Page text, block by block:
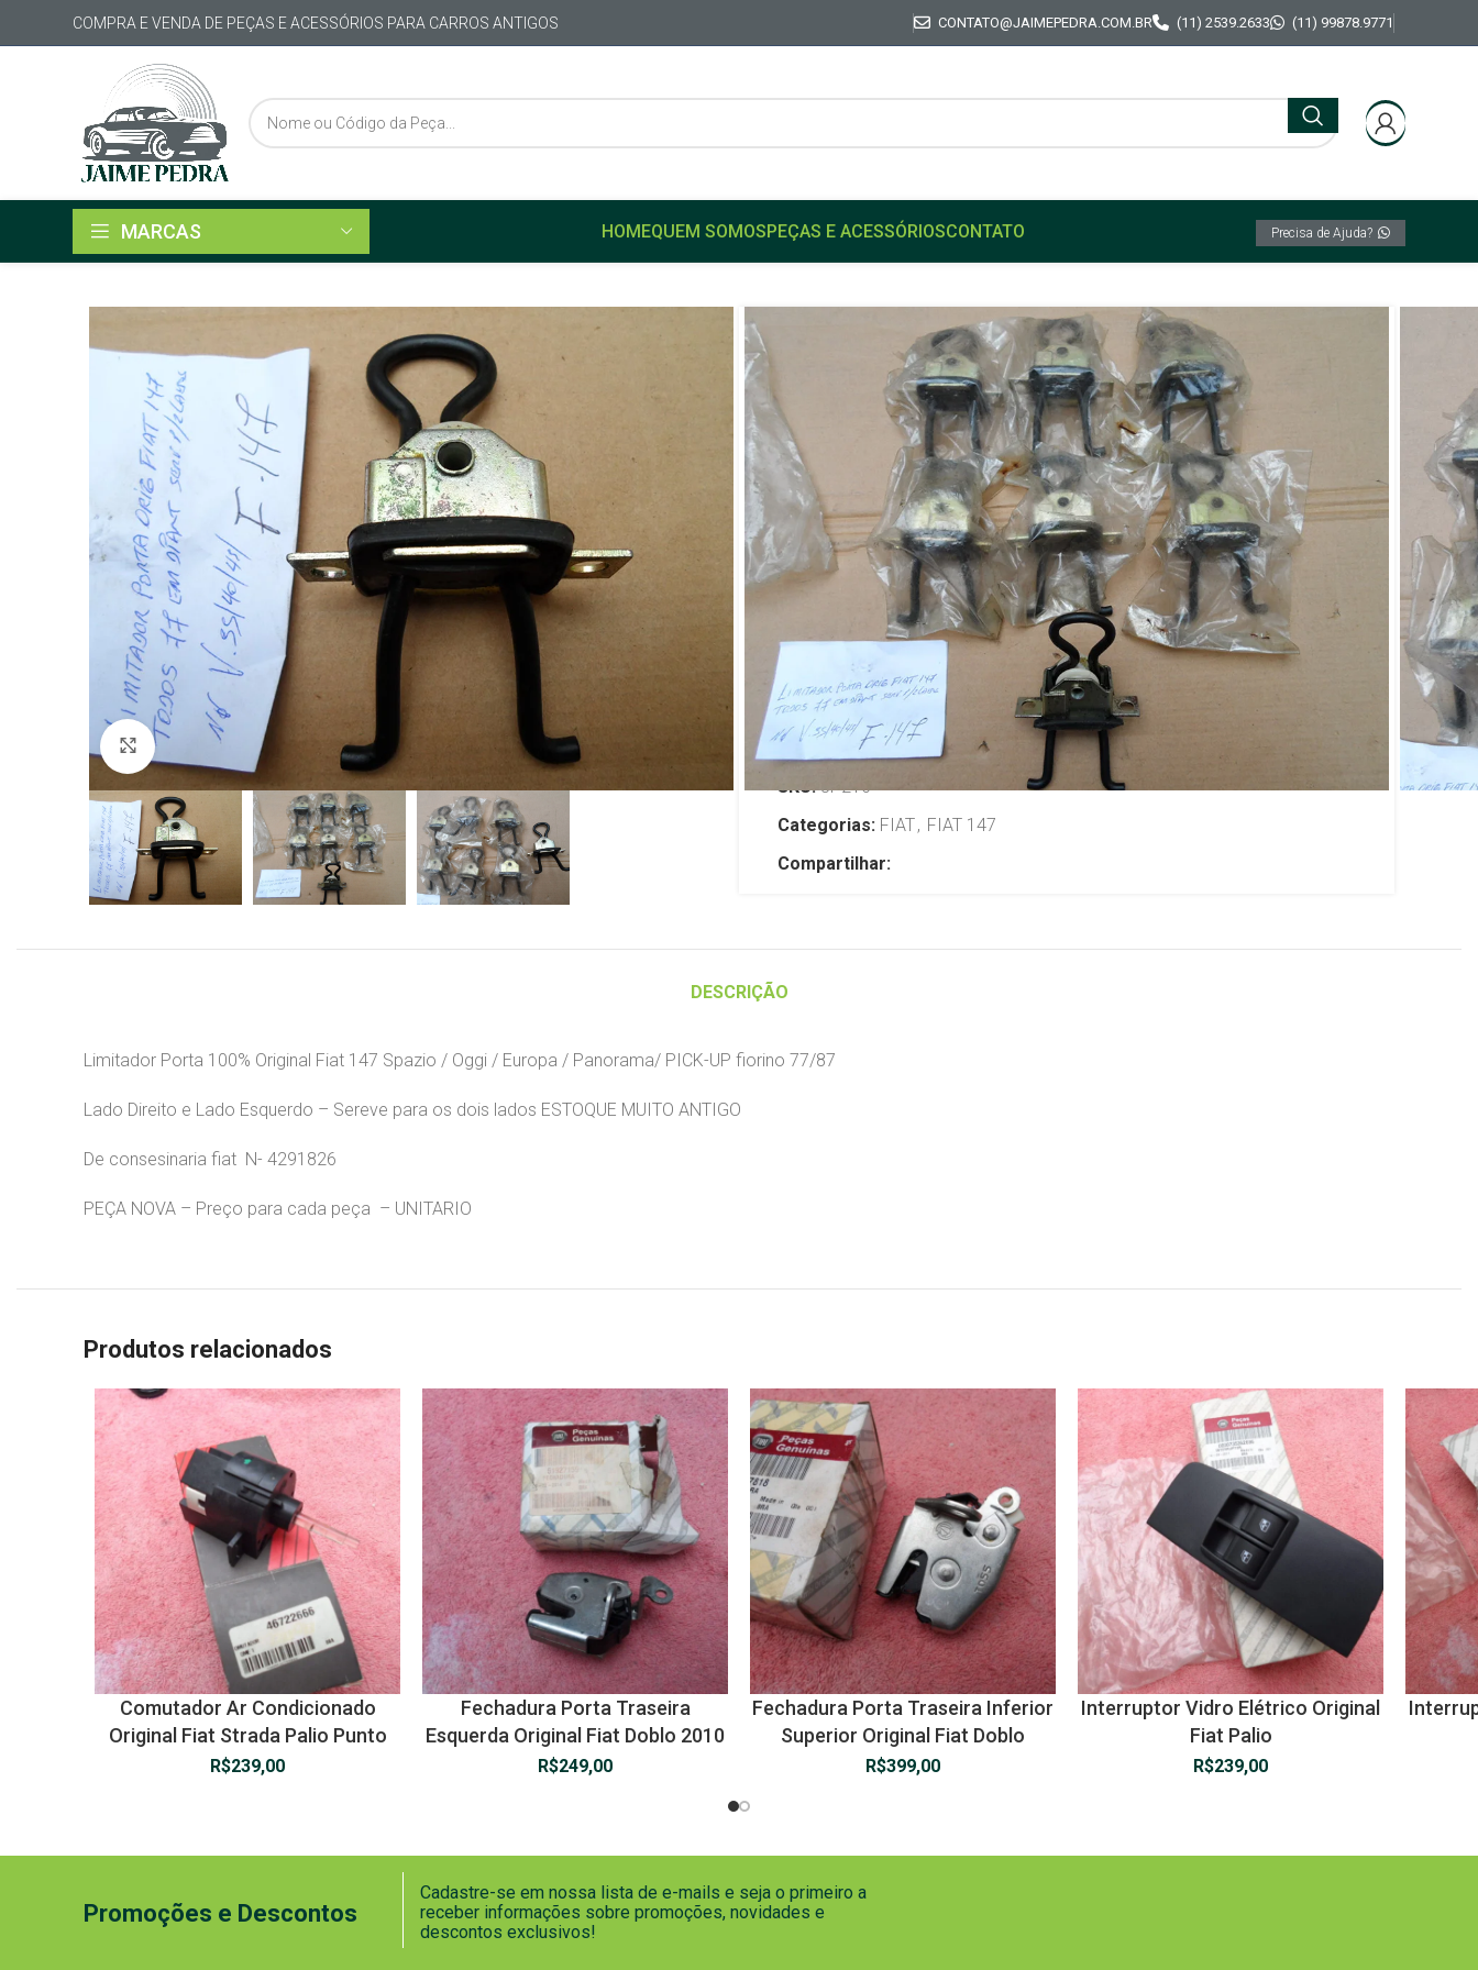
COMPRA E VENDA DE PEÇAS E ACESSÓRIOS PARA CARROS ANTIGOS CONTATO@JAIMEPEDRA.COM.BR (11) 2539.2633 (11) 99878.9771
MARCAS HOMEQUEM SOMOSPEÇAS E ACESSÓRIOSCONTATO Precisa de Ajuda?
Click to enlarge
FIAT 147
Limitador Porta Original Fiat 147 Spazio / Oggi / Europa / Panorama Pick-
up 77/87
Limitador Porta Original Fiat 147
Spazio / Oggi / Europa / Panorama
Pick-up 77/87
R$299,00
TENHO INTERESSE
SKU:JP216
Categorias: FIAT, FIAT 147
Compartilhar:
DESCRIÇÃO
Limitador Porta 100% Original Fiat 147 Spazio / Oggi / Europa / Panorama/ PICK-UP fiorino 77/87
Lado Direito e Lado Esquerdo – Sereve para os dois lados ESTOQUE MUITO ANTIGO
De consesinaria fiat N- 4291826
PEÇA NOVA – Preço para cada peça – UNITARIO
Produtos relacionados
Comutador Ar Condicionado
Original Fiat Strada Palio Punto
R$239,00
Fechadura Porta Traseira
Esquerda Original Fiat Doblo 2010
R$249,00
Fechadura Porta Traseira Inferior
Superior Original Fiat Doblo
R$399,00
Interruptor Vidro Elétrico Original
Fiat Palio
R$239,00
Promoções e Descontos
Cadastre-se em nossa lista de e-mails e seja o primeiro a
receber informações sobre promoções, novidades e
descontos exclusivos!